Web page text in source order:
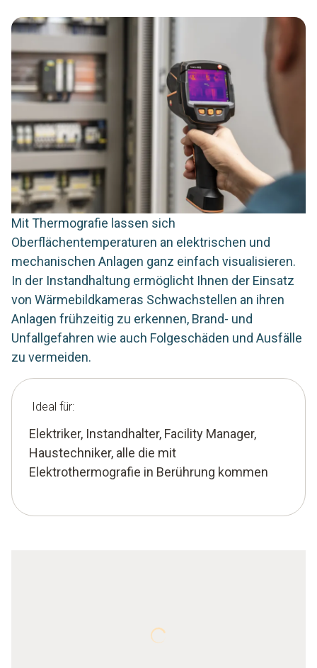
Mit Thermografie lassen sich
Oberflächentemperaturen an elektrischen und
mechanischen Anlagen ganz einfach visualisieren.
In der Instandhaltung ermöglicht Ihnen der Einsatz
von Wärmebildkameras Schwachstellen an ihren
Anlagen frühzeitig zu erkennen, Brand- und
Unfallgefahren wie auch Folgeschäden und Ausfälle
zu vermeiden.
Ideal für:
Elektriker, Instandhalter, Facility Manager,
Haustechniker, alle die mit
Elektrothermografie in Berührung kommen